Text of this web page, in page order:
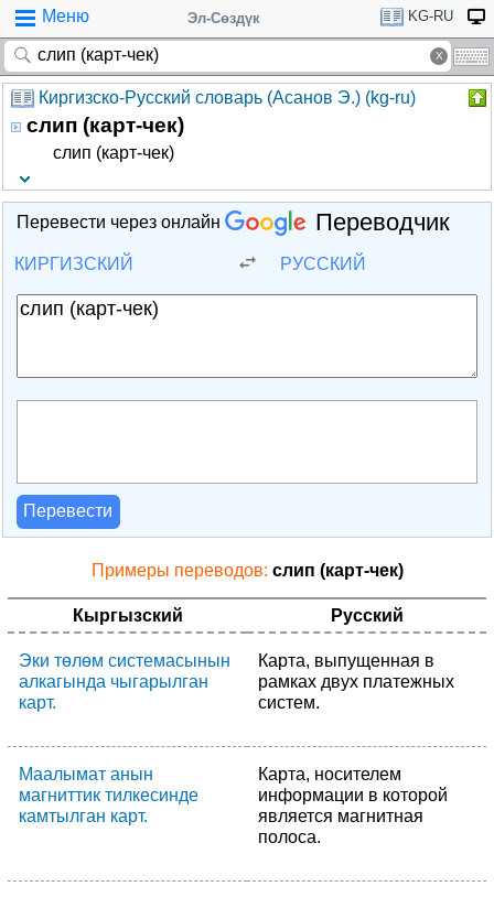
Меню Эл-Сөздүк KG-RU
Киргизско-Русский словарь (Асанов Э.) (kg-ru)
слип (карт-чек)
слип (карт-чек)
Перевести через онлайн Переводчик
КИРГИЗСКИЙ РУССКИЙ
Перевести
Примеры переводов: слип (карт-чек)
Кыргызский Русский
Эки төлөм системасынын
алкагында чыгарылган
карт.
Карта, выпущенная в
рамках двух платежных
систем.
Маалымат анын
магниттик тилкесинде
камтылган карт.
Карта, носителем
информации в которой
является магнитная
полоса.